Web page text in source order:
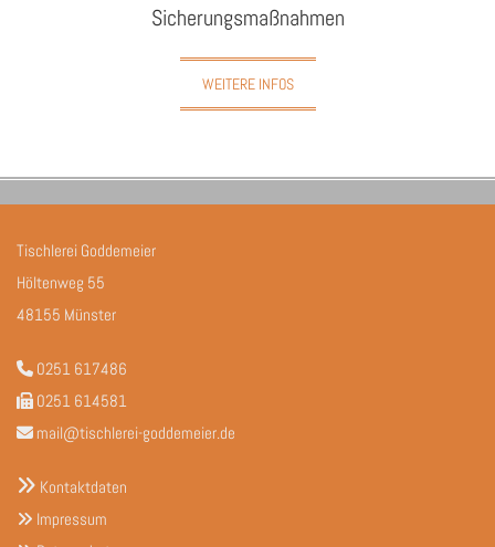
Si­che­rungs­maß­nah­men
WEITERE INFOS
Tischlerei Goddemeier
Höltenweg 55
48155 Münster
 0251 617486
 0251 614581
 mail@tischlerei-goddemeier.de
 Kontaktdaten
 Impressum